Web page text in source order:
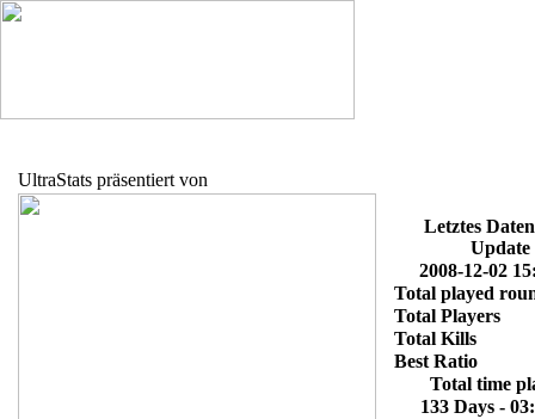
UltraStats präsentiert von
Letztes
Update
2008-12-02
Total played
Total Players
Total Kills
Best Ratio
Total time
133 Days -